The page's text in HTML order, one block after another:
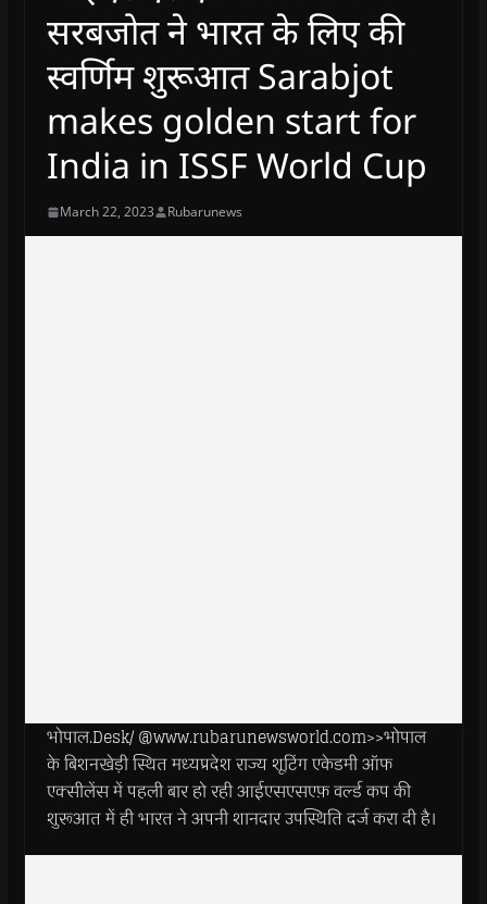
सरबजोत ने भारत के लिए की
स्वर्णिम शुरूआत Sarabjot
makes golden start for
India in ISSF World Cup
March 22, 2023 Rubarunews
भोपाल.Desk/ @www.rubarunewsworld.com>>भोपाल
के बिशनखेड़ी स्थित मध्यप्रदेश राज्य शूटिंग एकेडमी ऑफ
एक्सीलेंस में पहली बार हो रही आईएसएसएफ़ वर्ल्ड कप की
शुरूआत में ही भारत ने अपनी शानदार उपस्थिति दर्ज करा दी है।